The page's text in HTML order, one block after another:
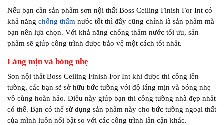
Nếu bạn cần sản phẩm sơn nội thất Boss Ceiling Finish For Int có
khả năng chống thấm nước tốt thì đây cũng chính là sản phẩm mà
bạn nên lựa chọn. Với khả năng chống thấm nước tối ưu, sản
phẩm sẽ giúp công trình được bảo vệ một cách tốt nhất.
Láng mịn và bóng nhẹ
Sơn nội thất Boss Ceiling Finish For Int khi được thi công lên
tường, các bạn sẽ sở hữu bức tường với độ láng mịn và bóng nhẹ
vô cùng hoàn hảo. Điều này giúp bạn thi công tường nhà đẹp nhất
có thể. Bạn có thể sử dụng sản phẩm này cho bức tường ngoại thất
của mình luôn nổi bật so với các công trình lân cận khác.